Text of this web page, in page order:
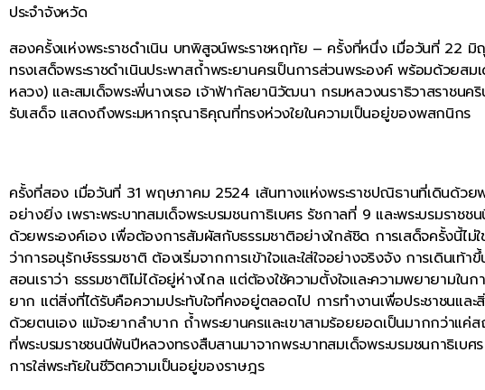
ประจำจังหวัด
สองครั้งแห่งพระราชดำเนิน บทพิสูจน์พระราชหฤทัย – ครั้งที่หนึ่ง เมื่อวันที่ 22 มิ
ทรงเสด็จพระราชดำเนินประพาสถ้ำพระยานครเป็นการส่วนพระองค์ พร้อมด้วยส
หลวง) และสมเด็จพระพี่นางเธอ เจ้าฟ้ากัลยานิวัฒนา กรมหลวงนราธิวาสราชนค
รับเสด็จ แสดงถึงพระมหากรุณาธิคุณที่ทรงห่วงใยในความเป็นอยู่ของพสกนิกร
ครั้งที่สอง เมื่อวันที่ 31 พฤษภาคม 2524 เส้นทางแห่งพระราชปณิธานที่เดินด้วยพ
อย่างยิ่ง เพราะพระบาทสมเด็จพระบรมชนกาธิเบศร รัชกาลที่ 9 และพระบรมราช
ด้วยพระองค์เอง เพื่อต้องการสัมผัสกับธรรมชาติอย่างใกล้ชิด การเสด็จครั้งนี้ไม่
ว่าการอนุรักษ์ธรรมชาติ ต้องเริ่มจากการเข้าใจและใส่ใจอย่างจริงจัง การเดินเท้
สอนเราว่า ธรรมชาติไม่ได้อยู่ห่างไกล แต่ต้องใช้ความตั้งใจและความพยายามใ
ยาก แต่สิ่งที่ได้รับคือความประทับใจที่คงอยู่ตลอดไป การทำงานเพื่อประชาชนแ
ด้วยตนเอง แม้จะยากลำบาก ถ้ำพระยานครและเขาสามร้อยยอดเป็นมากกว่า
ที่พระบรมราชชนนีพันปีหลวงทรงสืบสานมาจากพระบาทสมเด็จพระบรมชนกาธิเ
การใส่พระทัยในชีวิตความเป็นอยู่ของราษฎร